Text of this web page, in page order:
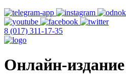
8 (017) 311-17-35
Онлайн-